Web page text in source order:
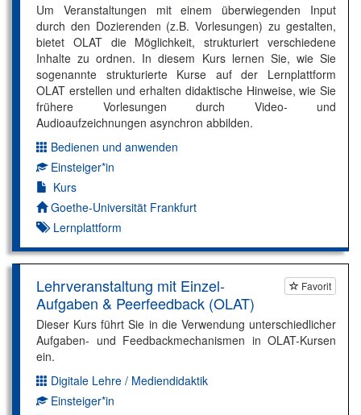
Um Veranstaltungen mit einem überwiegenden Input
durch den Dozierenden (z.B. Vorlesungen) zu gestalten,
bietet OLAT die Möglichkeit, strukturiert verschiedene
Inhalte zu ordnen. In diesem Kurs lernen Sie, wie Sie
sogenannte strukturierte Kurse auf der Lernplattform
OLAT erstellen und erhalten didaktische Hinweise, wie Sie
frühere Vorlesungen durch Video- und
Audioaufzeichnungen asynchron abbilden.
Dimension:
Bedienen und anwenden
Kompetenzniveau:
Einsteiger*in
Kurs
Autor*in:
Goethe-Universität Frankfurt
Lernplattform
Favorit
Lehrveranstaltung mit Einzel-
Aufgaben & Peerfeedback (OLAT)
Dieser Kurs führt Sie in die Verwendung unterschiedlicher
Aufgaben- und Feedbackmechanismen in OLAT-Kursen
ein.
Dimension:
Digitale Lehre / Mediendidaktik
Kompetenzniveau:
Einsteiger*in